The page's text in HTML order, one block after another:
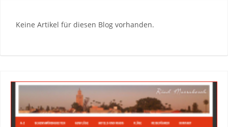
Keine Artikel für diesen Blog vorhanden.